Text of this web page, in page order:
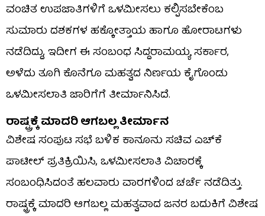
ವಂಚಿತ ಉಪಜಾತಿಗಳಿಗೆ ಒಳಮೀಸಲು ಕಲ್ಪಿಸಬೇಕೆಂಬ
ಸುಮಾರು ದಶಕಗಳ ಹಕ್ಕೋತ್ತಾಯ ಹಾಗೂ ಹೋರಾಟಗಳು
ನಡೆದಿದ್ದು, ಇದೀಗ ಈ ಸಂಬಂಧ ಸಿದ್ದರಾಮಯ್ಯ ಸರ್ಕಾರ,
ಅಳೆದು ತೂಗಿ ಕೊನೆಗೂ ಮಹತ್ವದ ನಿರ್ಣಯ ಕೈಗೊಂಡು
ಒಳಮೀಸಲಾತಿ ಜಾರಿಗೆಗೆ ತೀರ್ಮಾನಿಸಿದೆ.
ರಾಷ್ಟ್ರಕ್ಕೆ ಮಾದರಿ ಆಗಬಲ್ಲ ತೀರ್ಮಾನ
ವಿಶೇಷ ಸಂಪುಟ ಸಭೆ ಬಳಿಕ ಕಾನೂನು ಸಚಿವ ಎಚ್​​ಕೆ
ಪಾಟೀಲ್ ಪ್ರತಿಕ್ರಿಯಿಸಿ, ಒಳಮೀಸಲಾತಿ ವಿಚಾರಕ್ಕೆ
ಸಂಬಂಧಿಸಿದಂತೆ ಹಲವಾರು ವಾರಗಳಿಂದ ಚರ್ಚೆ ನಡೆದಿತ್ತು.
ರಾಷ್ಟ್ರಕ್ಕೆ ಮಾದರಿ ಆಗಬಲ್ಲ ಮಹತ್ವವಾದ ಜನರ ಬದುಕಿಗೆ ವಿಶೇಷ